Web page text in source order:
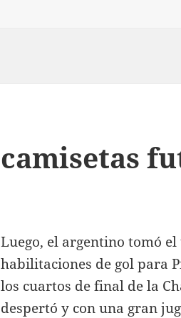
camisetas
Luego, el argentino tomó
habilitaciones de gol para
los cuartos de final de la
despertó y con una gran